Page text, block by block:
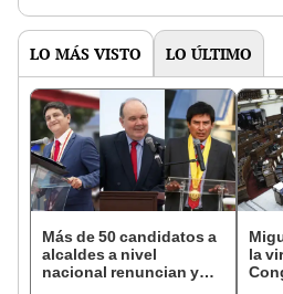
LO MÁS VISTO LO ÚLTIMO
Más de 50 candidatos a
alcaldes a nivel
nacional renuncian y
la